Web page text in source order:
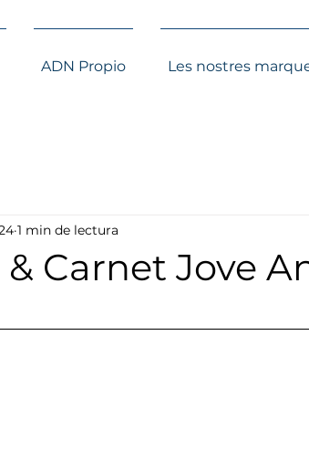
ADN Propio Les nostres
Carnet Jove
1 min de lectura